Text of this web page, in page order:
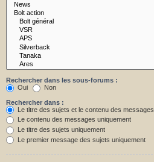
Rechercher dans les sous-forums :
Oui
Non
Rechercher dans :
Le titre des sujets et le contenu des messages
Le contenu des messages uniquement
Le titre des sujets uniquement
Le premier message des sujets uniquement